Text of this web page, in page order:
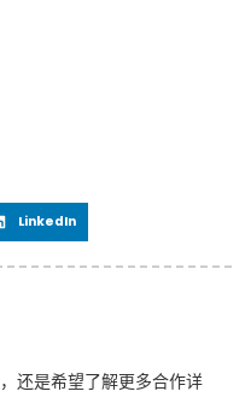
LinkedIn
还是希望了解更多合作详